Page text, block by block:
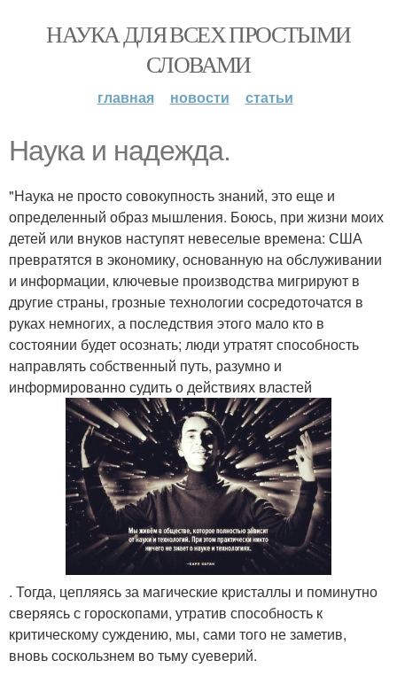
НАУКА ДЛЯ ВСЕХ ПРОСТЫМИ
СЛОВАМИ
главная новости статьи
Наука и надежда.
"Наука не просто совокупность знаний, это еще и
определенный образ мышления. Боюсь, при жизни моих
детей или внуков наступят невеселые времена: США
превратятся в экономику, основанную на обслуживании
и информации, ключевые производства мигрируют в
другие страны, грозные технологии сосредоточатся в
руках немногих, а последствия этого мало кто в
состоянии будет осознать; люди утратят способность
направлять собственный путь, разумно и
информированно судить о действиях властей
. Тогда, цепляясь за магические кристаллы и поминутно
сверяясь с гороскопами, утратив способность к
критическому суждению, мы, сами того не заметив,
вновь соскользнем во тьму суеверий.